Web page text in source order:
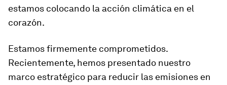
estamos colocando la acción climática en el
corazón.
Estamos firmemente comprometidos.
Recientemente, hemos presentado nuestro
marco estratégico para reducir las emisiones en